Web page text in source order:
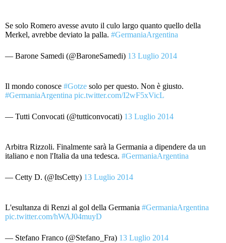
Se solo Romero avesse avuto il culo largo quanto quello della
Merkel, avrebbe deviato la palla. #GermaniaArgentina
— Barone Samedi (@BaroneSamedi) 13 Luglio 2014
Il mondo conosce #Gotze solo per questo. Non è giusto.
#GermaniaArgentina pic.twitter.com/I2wF5xVicL
— Tutti Convocati (@tutticonvocati) 13 Luglio 2014
Arbitra Rizzoli. Finalmente sarà la Germania a dipendere da un
italiano e non l'Italia da una tedesca. #GermaniaArgentina
— Cetty D. (@ItsCetty) 13 Luglio 2014
L'esultanza di Renzi al gol della Germania #GermaniaArgentina
pic.twitter.com/hWAJ04muyD
— Stefano Franco (@Stefano_Fra) 13 Luglio 2014